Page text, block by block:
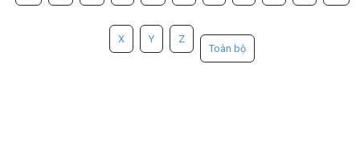
X Y Z
Toàn bộ